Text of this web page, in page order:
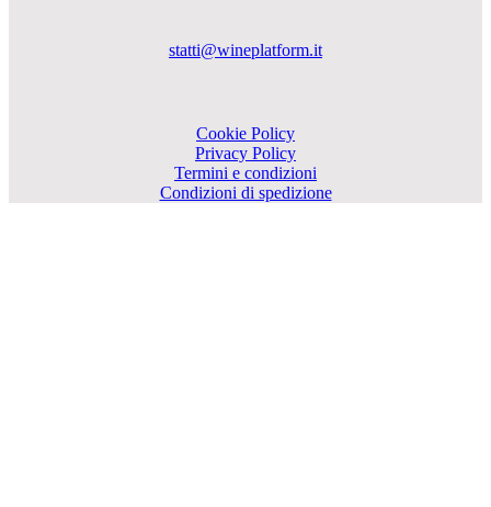
statti@wineplatform.it
Cookie Policy
Privacy Policy
Termini e condizioni
Condizioni di spedizione